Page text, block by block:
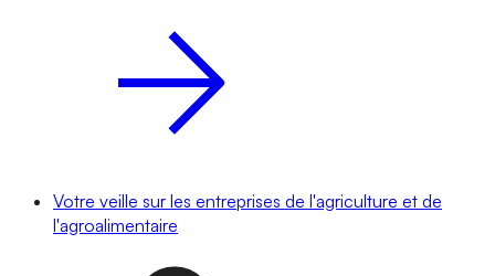
Votre veille sur les entreprises de l'agriculture et de
l'agroalimentaire